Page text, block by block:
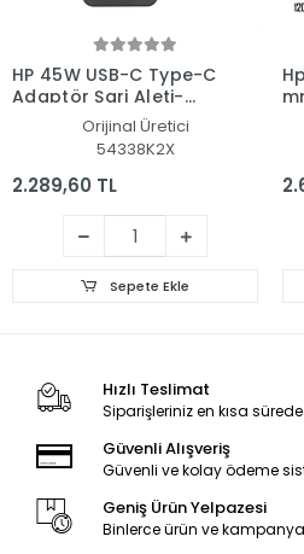
HP 45W USB-C Type-C
Adaptör Şarj Aleti-
Orijinal Üretici
54338K2X
2.289,60 TL
Sepete Ekle
Hızlı Teslimat
Siparişleriniz en kısa
Güvenli Alışveriş
Güvenli ve kolay ödeme
Geniş Ürün Yelpazesi
Binlerce ürün ve